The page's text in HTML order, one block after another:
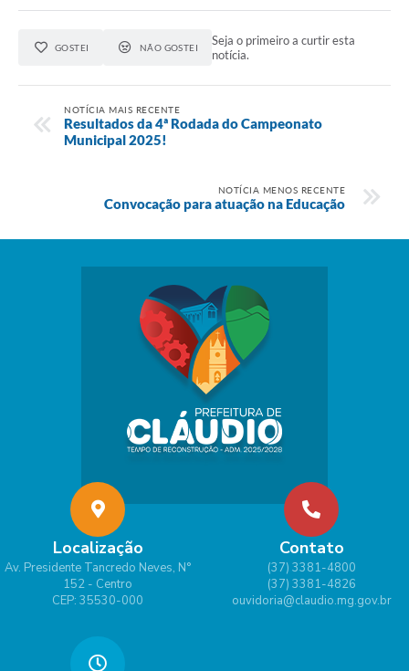
GOSTEI NÃO GOSTEI
Seja o primeiro a curtir esta
notícia.
NOTÍCIA MAIS RECENTE
Resultados da 4ª Rodada do Campeonato
Municipal 2025!
NOTÍCIA MENOS RECENTE
Convocação para atuação na Educação
Localização
Av. Presidente Tancredo Neves, N°
152 - Centro
CEP: 35530-000
Contato
(37) 3381-4800
(37) 3381-4826
ouvidoria@claudio.mg.gov.br